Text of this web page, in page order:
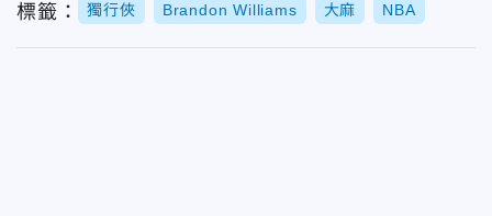
標籤： 獨行俠 Brandon Williams 大麻 NBA